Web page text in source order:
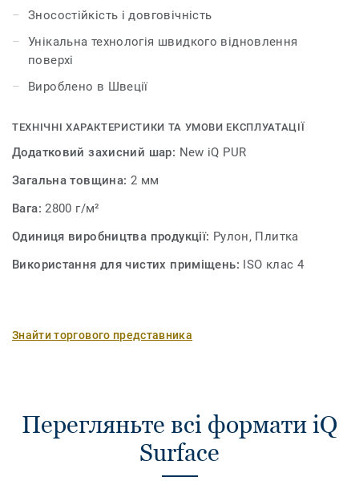
гомогенна структура гарантує тривалу експлуатацію і
дозволяє зберегти привабливий зовнішній вигляд
протягом багатьох років.
Зносостійкість і довговічність
Унікальна технологія швидкого відновлення
поверхі
Вироблено в Швеції
ТЕХНІЧНІ ХАРАКТЕРИСТИКИ ТА УМОВИ ЕКСПЛУАТАЦІЇ
Додатковий захисний шар: New iQ PUR
Загальна товщина: 2 мм
Вага:2800 г/м²
Одиниця виробництва продукції: Рулон, Плитка
Використання для чистих приміщень: ISO клас 4
Знайти торгового представника
Перегляньте всі формати iQ
Surface